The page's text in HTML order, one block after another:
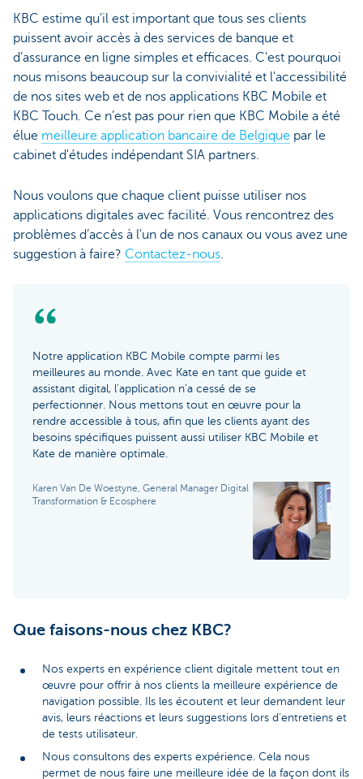
KBC estime qu'il est important que tous ses clients
puissent avoir accès à des services de banque et
d’assurance en ligne simples et efficaces. C'est pourquoi
nous misons beaucoup sur la convivialité et l'accessibilité
de nos sites web et de nos applications KBC Mobile et
KBC Touch. Ce n’est pas pour rien que KBC Mobile a été
élue meilleure application bancaire de Belgique par le
cabinet d'études indépendant SIA partners.
Nous voulons que chaque client puisse utiliser nos
applications digitales avec facilité. Vous rencontrez des
problèmes d’accès à l'un de nos canaux ou vous avez une
suggestion à faire? Contactez-nous.
Notre application KBC Mobile compte parmi les
meilleures au monde. Avec Kate en tant que guide et
assistant digital, l'application n'a cessé de se
perfectionner. Nous mettons tout en œuvre pour la
rendre accessible à tous, afin que les clients ayant des
besoins spécifiques puissent aussi utiliser KBC Mobile et
Kate de manière optimale.
Karen Van De Woestyne, General Manager Digital
Transformation & Ecosphere
Que faisons-nous chez KBC?
Nos experts en expérience client digitale mettent tout en
œuvre pour offrir à nos clients la meilleure expérience de
navigation possible. Ils les écoutent et leur demandent leur
avis, leurs réactions et leurs suggestions lors d'entretiens et
de tests utilisateur.
Nous consultons des experts expérience. Cela nous
permet de nous faire une meilleure idée de la façon dont ils